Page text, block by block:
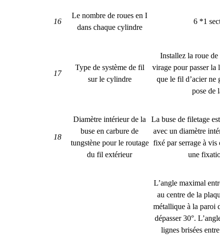
16
Le nombre de roues en I
dans chaque cylindre
6 *1
17
Type de système de fil
sur le cylindre
Installez la roue
virage pour passer la
que le fil d’acier ne
pose de
18
Diamètre intérieur de la
buse en carbure de
tungstène pour le routage
du fil extérieur
La buse de filetage
avec un diamètre
fixé par serrage à vis
une
L’angle maximal
au centre de la
métallique à la paroi
dépasser 30°.
lignes brisées